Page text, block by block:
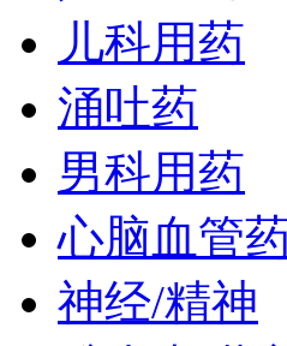
儿科用药
涌吐药
男科用药
心脑血管
神经/精神